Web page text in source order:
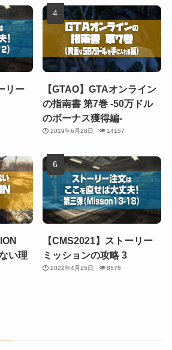
リー
【GTAO】GTAオンライン
の指南書 第7巻 -50万ドル
のボーナス獲得編-
2019年6月28日 14157
い理
【CMS2021】ストーリー
ミッションの攻略 3
2022年4月25日 8576